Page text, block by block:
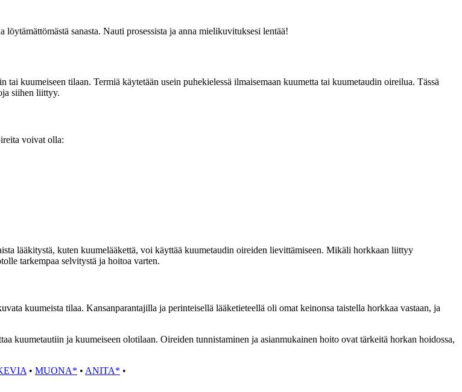
sanasta. Nauti prosessista ja anna mielikuvituksesi lentää!
kuumeiseen tilaan. Termiä käytetään usein puhekielessä ilmaisemaan kuumetta tai kuumetaudin oireilua. Tässä
siihen liittyy.
voivat olla:
lääkitystä, kuten kuumelääkettä, voi käyttää kuumetaudin oireiden lievittämiseen. Mikäli horkkaan liittyy
tarkempaa selvitystä ja hoitoa varten.
kuumeista tilaa. Kansanparantajilla ja perinteisellä lääketieteellä oli omat keinonsa taistella horkkaa vastaan, ja
kuumetautiin ja kuumeiseen olotilaan. Oireiden tunnistaminen ja asianmukainen hoito ovat tärkeitä horkan hoidossa,
• MUONA* • ANITA* •